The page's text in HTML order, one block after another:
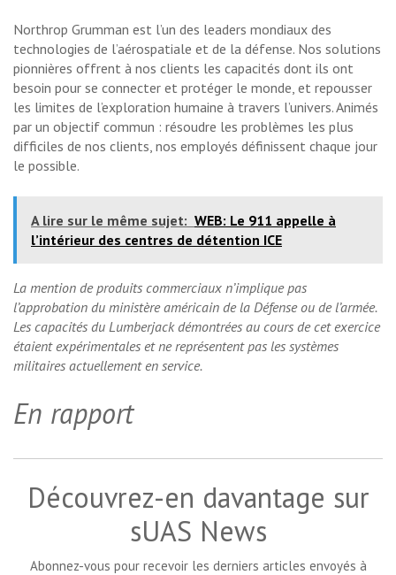
Northrop Grumman est l’un des leaders mondiaux des
technologies de l’aérospatiale et de la défense. Nos solutions
pionnières offrent à nos clients les capacités dont ils ont
besoin pour se connecter et protéger le monde, et repousser
les limites de l’exploration humaine à travers l’univers. Animés
par un objectif commun : résoudre les problèmes les plus
difficiles de nos clients, nos employés définissent chaque jour
le possible.
A lire sur le même sujet: WEB: Le 911 appelle à
l’intérieur des centres de détention ICE
La mention de produits commerciaux n’implique pas
l’approbation du ministère américain de la Défense ou de l’armée.
Les capacités du Lumberjack démontrées au cours de cet exercice
étaient expérimentales et ne représentent pas les systèmes
militaires actuellement en service.
En rapport
Découvrez-en davantage sur
sUAS News
Abonnez-vous pour recevoir les derniers articles envoyés à